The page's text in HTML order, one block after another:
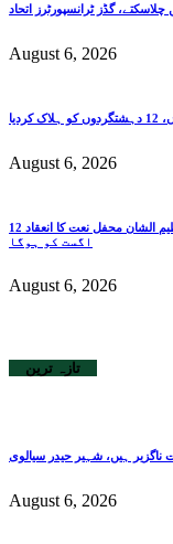
گڈز ٹرانسپورٹرز اتحاد
August 6, 2026
August 6, 2026
کھوہار تحصیل سرائے عالمگیر (گجرات )میں 36 ویں سالانہ عظیم الشان محفل نعت کا انعقاد 12
اگست کو ہوگا
August 6, 2026
تازہ ترین
ہیں، شہیر حیدر سیالوی
August 6, 2026